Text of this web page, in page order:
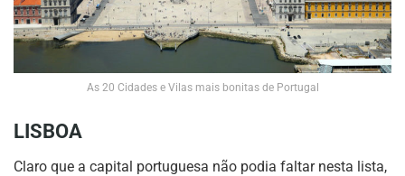
As 20 Cidades e Vilas mais bonitas de Portugal
LISBOA
Claro que a capital portuguesa não podia faltar nesta lista,